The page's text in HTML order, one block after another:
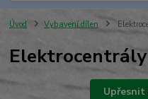
Úvod Vybavení dílen
Elektrocentrály